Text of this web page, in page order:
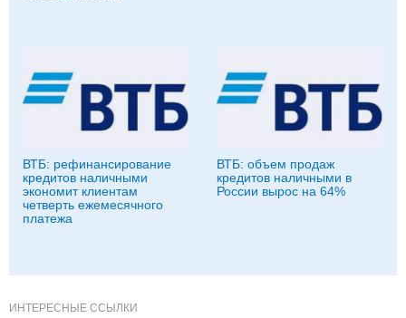
ВТБ: рефинансирование
кредитов наличными
экономит клиентам
четверть ежемесячного
платежа
ВТБ: объем продаж
кредитов наличными в
России вырос на 64%
ИНТЕРЕСНЫЕ ССЫЛКИ